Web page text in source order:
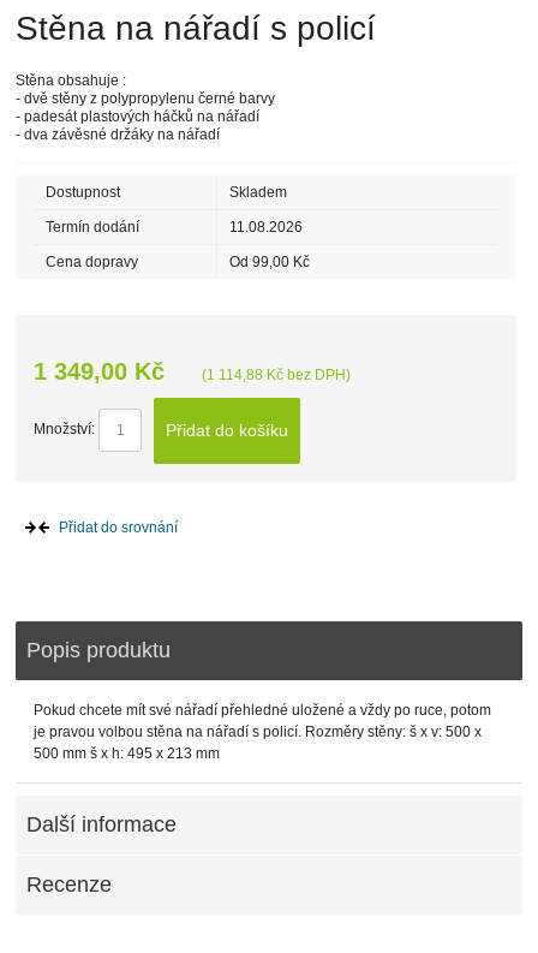
Stěna na nářadí s policí
Stěna obsahuje :
- dvě stěny z polypropylenu černé barvy
- padesát plastových háčků na nářadí
- dva závěsné držáky na nářadí
Dostupnost Skladem
Termín dodání 11.08.2026
Cena dopravy Od 99,00 Kč
1 349,00 Kč (1 114,88 Kč bez DPH)
Množství: Přidat do košíku
Přidat do srovnání
Popis produktu
Pokud chcete mít své nářadí přehledné uložené a vždy po ruce, potom
je pravou volbou stěna na nářadí s policí. Rozměry stěny: š x v: 500 x
500 mm š x h: 495 x 213 mm
Další informace
Recenze